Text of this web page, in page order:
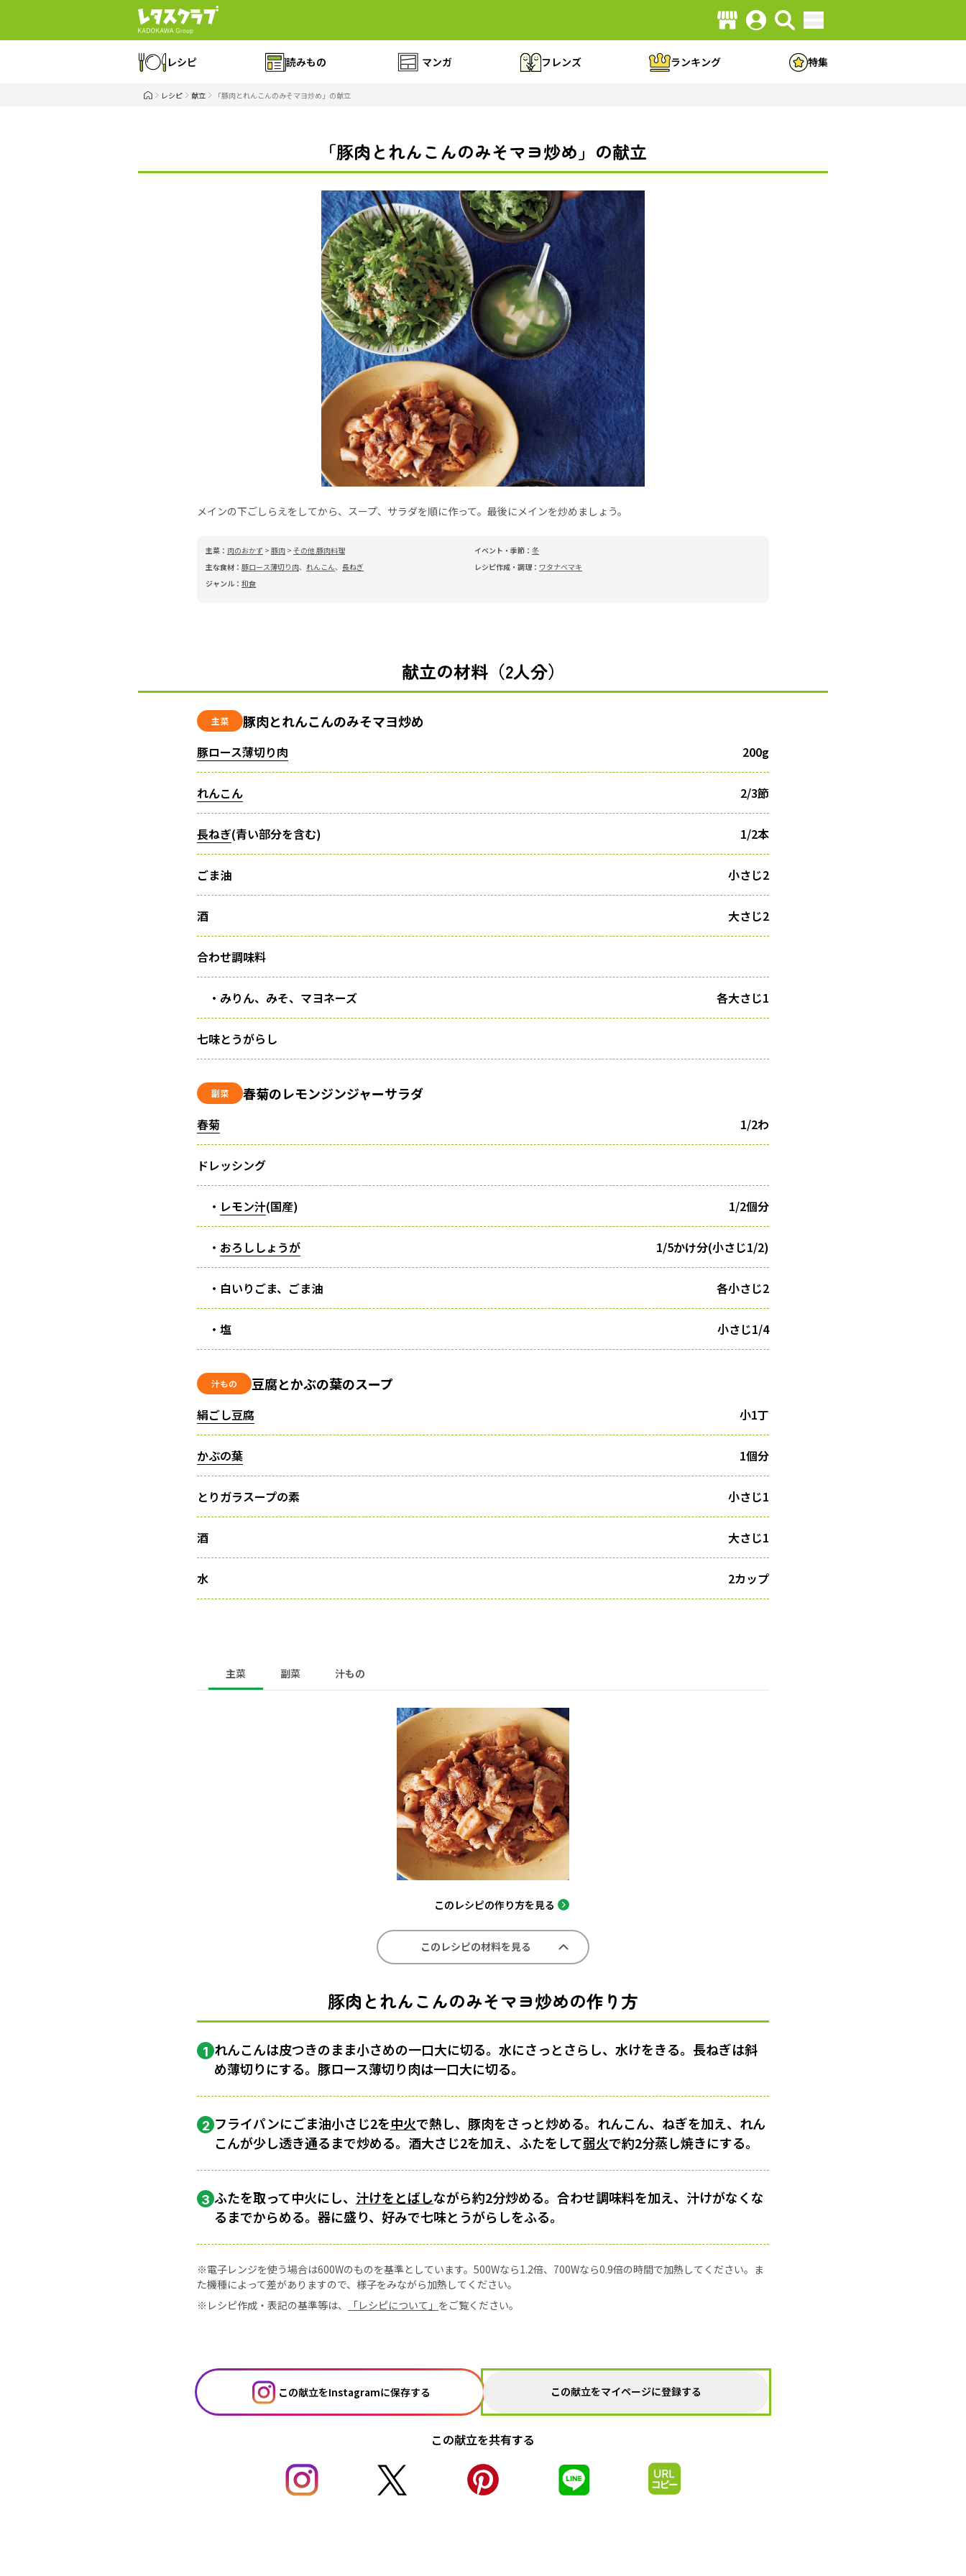
レシピ 読みもの マンガ フレンズ ランキング 特集
レシピ 献立 「豚肉とれんこんのみそマヨ炒め」の献立
「豚肉とれんこんのみそマヨ炒め」の献立
メインの下ごしらえをしてから、スープ、サラダを順に作って。最後にメインを炒めましょう。
主菜： 肉のおかず > 豚肉 > その他 豚肉料理
主な食材： 豚ロース薄切り肉、 れんこん、 長ねぎ
ジャンル： 和食
イベント・季節： 冬
レシピ作成・調理： ワタナベマキ
献立の材料（2人分）
主菜 豚肉とれんこんのみそマヨ炒め
豚ロース薄切り肉 200g
れんこん 2/3節
長ねぎ(青い部分を含む) 1/2本
ごま油 小さじ2
酒 大さじ2
合わせ調味料
・みりん、みそ、マヨネーズ 各大さじ1
七味とうがらし
副菜 春菊のレモンジンジャーサラダ
春菊 1/2わ
ドレッシング
・ レモン汁(国産) 1/2個分
・ おろししょうが 1/5かけ分(小さじ1/2)
・白いりごま、ごま油 各小さじ2
・塩 小さじ1/4
汁もの 豆腐とかぶの葉のスープ
絹ごし豆腐 小1丁
かぶの葉 1個分
とりガラスープの素 小さじ1
酒 大さじ1
水 2カップ
主菜 副菜 汁もの
このレシピの作り方を見る
このレシピの材料を見る
豚肉とれんこんのみそマヨ炒めの作り方
1 れんこんは皮つきのまま小さめの一口大に切る。水にさっとさらし、水けをきる。長ねぎは斜
め薄切りにする。豚ロース薄切り肉は一口大に切る。
2 フライパンにごま油小さじ2を中火で熱し、豚肉をさっと炒める。れんこん、ねぎを加え、れん
こんが少し透き通るまで炒める。酒大さじ2を加え、ふたをして弱火で約2分蒸し焼きにする。
3 ふたを取って中火にし、 汁けをとばしながら約2分炒める。合わせ調味料を加え、汁けがなくな
るまでからめる。器に盛り、好みで七味とうがらしをふる。
※電子レンジを使う場合は600Wのものを基準としています。500Wなら1.2倍、700Wなら0.9倍の時間で加熱してください。ま
た機種によって差がありますので、様子をみながら加熱してください。
※レシピ作成・表記の基準等は、
「レシピについて」 をご覧ください。
この献立をInstagramに保存する この献立をマイページに登録する
この献立を共有する